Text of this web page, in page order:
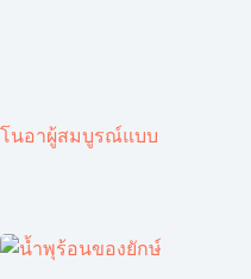
โนอาผู้สมบูรณ์แบบ